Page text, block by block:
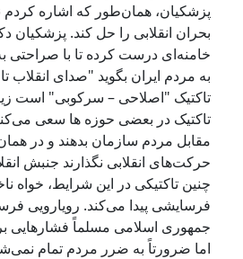
پزشکیان، همان‌طور که اشاره کردم
بحران انقلابی را حل کند. پزشکیان
خامنه‌ای درست کرده تا با صراحتی به
به مردم ایران بگوید "صدای انقلاب
تاکتیک "اصلاحی – سرکوبی" است زیرا
تاکتیک در بعضی حوزه‌ ها سعی
مقابل مردم سازمان بدهند و در
حرکت‌های انقلابی نگذارند جنبش
چنین تاکتیکی در این شرایط، خواه
فرسایشی پیدا می‌کند. رویارویی
جمهوری اسلامی مسلماً فشارهایی بر
اما ضرورتاً به ضرر مردم تمام